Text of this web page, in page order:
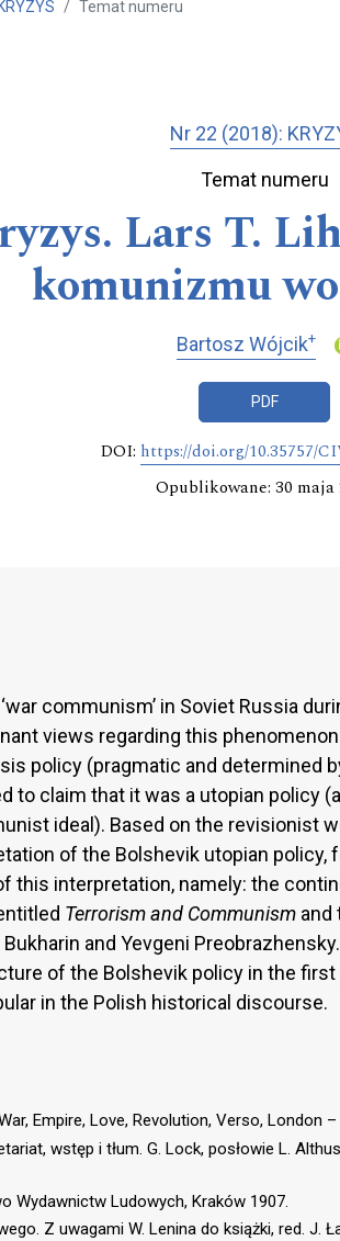
Temat numeru
Nr 22 (2018):
Temat numeru
Lars T.
komunizmu
Bartosz Wójcik+
PDF
DOI: https://doi.org/10.35757/
Opublikowane: 30 maja
communism’ in Soviet Russia
views regarding this
policy (pragmatic and determined
to claim that it was a utopian policy
ideal). Based on the revisionist
of the Bolshevik utopian policy,
this interpretation, namely: the
Terrorism and Communism and
Bukharin and Yevgeni
of the Bolshevik policy in the
in the Polish historical discourse.
Empire, Love, Revolution, Verso, London
wstęp i tłum. G. Lock, posłowie L.
Wydawnictw Ludowych, Kraków 1907.
Z uwagami W. Lenina do książki, red. J.